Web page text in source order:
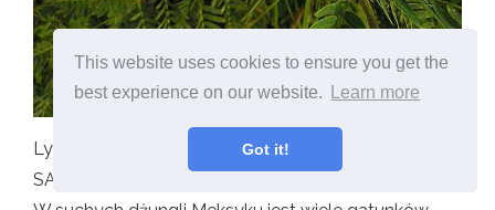
This website uses cookies to ensure you get the
best experience on our website.
Learn more
Got it!
Lysiloma divericatum. Źródło: Dick Culbert CC By-
SA 2.0, Via Wikimedia Commons